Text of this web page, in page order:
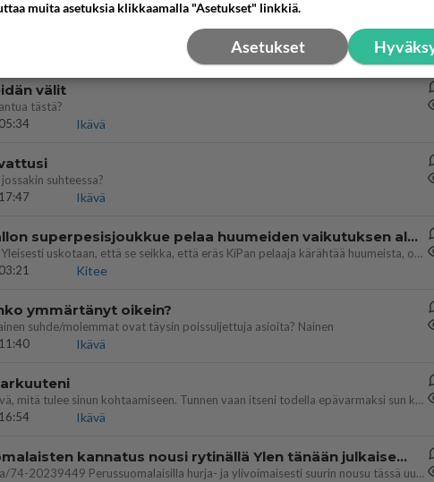
kaivattusi on tehnyt?
välit
tästä?
Ikävä
suhteessa?
Ikävä
Kiteen Pallon superpesisjoukkue pelaa huumeiden vaikutuksen alaisena
Huumerikos. Yleisesti uskotaan, että se seikka, että eräs KiPan pelaaja kärähtää huumeista, on vain jäävuoren huippu. M
Kitee
ymmärtänyt oikein?
suhde/molemmat ovat täysin poissuljettuja asioita? Nainen
Ikävä
Olen säälittävä, mitä tulee sinun kohtaamiseen. Tunnen vaan itseni todella epävarmaksi sun kanssa. Jos minun olisi pitän
Ikävä
Perussuomalaisten kannatus nousi rytinällä Ylen tänään julkaisemassa tuoreimmassa gallup-kyselyssä.
https://yle.fi/a/74-20239449 Perussuomalaisilla hurja- ja ylivoimaisesti suurin nousu tässä uudessa Ylen gallupissa. Kyl
muita asetuksia klikkaamalla "Asetukset" linkkiä.
Asetukset